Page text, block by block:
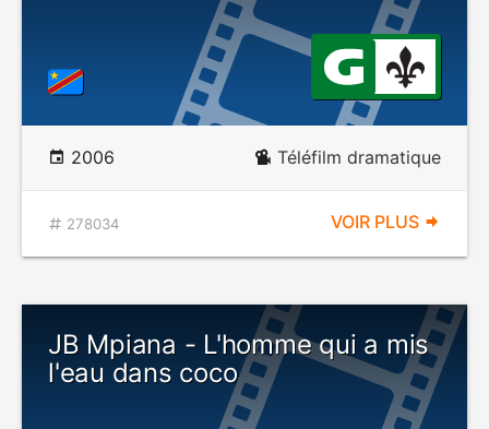
2006 Téléfilm dramatique
278034 VOIR PLUS
JB Mpiana - L'homme qui a mis
l'eau dans coco